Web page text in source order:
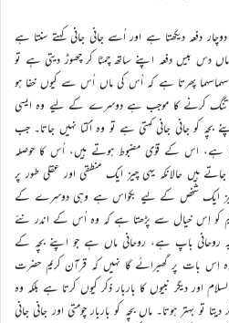
دفعہ دیکھتا ہے اور اُسے جانی جانی کہتے سنتا ہے
دس بیس دفعہ اپنے ساتھ چمٹا کر چھوڑ دیتی ہے تو
پھرتا ہے کہ اُس کی ماں اُس سے کیوں خفا ہو
تنگ کرنے کا موجب ہے دوسرے کے لیے وہ ایسی
کو جانی جانی کہتی ہے تو وہ اُکتا نہیں جاتا۔ جب
ہے، اس کے قوٰی مضبوط ہوتے ہیں، اُس کا حوصلہ
ہیں حالانکہ یہی چیز ایک منطقی اور عقلی طور پر
چیز ایک شخص کے لیے بکواس ہے وہی دوسرے کے
کو اِس خیال سے پڑھتا ہے کہ وہ اُس کے اندر نئے
روحانی باپ ہے، روحانی ماں ہے جو اپنے بچہ کے
اِس بات پر گھبرائے گا نہیں کہ قرآن کریم حضرت
اور دیگر نبیوں کا باربار ذکر کیوں کرتا ہے بلکہ وہ
تو بہتر ہوتا۔ ماں بچہ کو باربار چومتی اور جانی جانی